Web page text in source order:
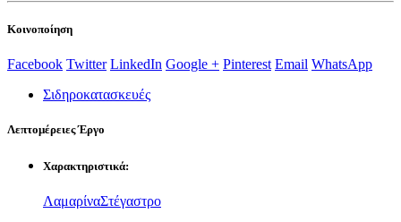
Κοινοποίηση
Facebook Twitter LinkedIn Google + Pinterest Email WhatsApp
Σιδηροκατασκευές
ΛεπτομέρειεςΈργο
Χαρακτηριστικά:
ΛαμαρίναΣτέγαστρο